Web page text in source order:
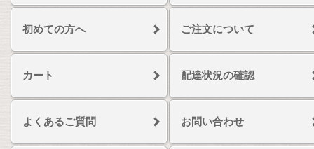
初めての方へ ご注文について
カート 配達状況の確認
よくあるご質問 お問い合わせ